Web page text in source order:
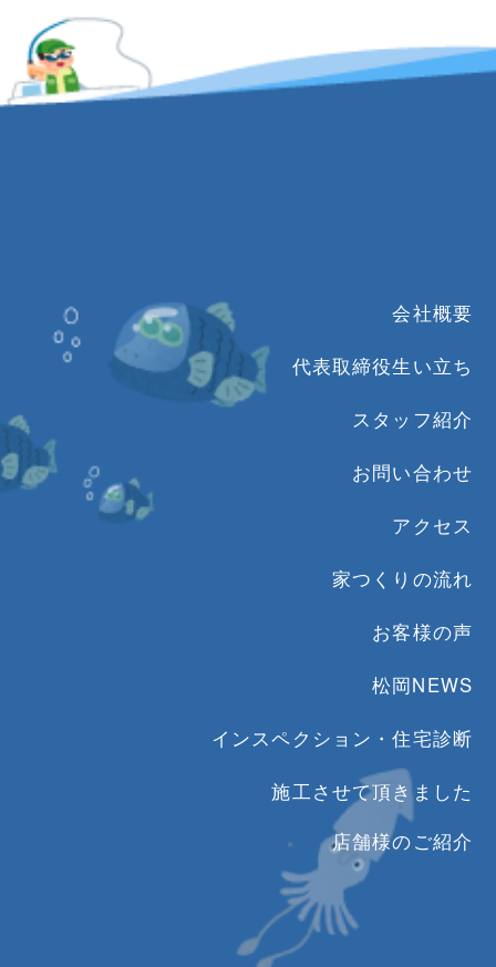
会社概要
代表取締役生い立ち
スタッフ紹介
お問い合わせ
アクセス
家つくりの流れ
お客様の声
松岡NEWS
インスペクション・住宅診断
施工させて頂きました
店舗様のご紹介